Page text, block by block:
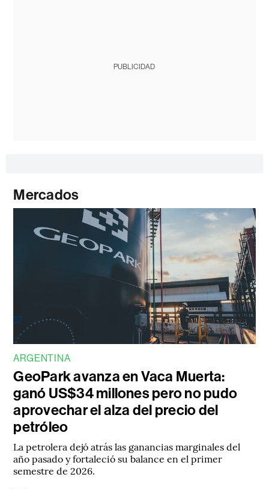
PUBLICIDAD
Mercados
ARGENTINA
GeoPark avanza en Vaca Muerta:
ganó US$34 millones pero no pudo
aprovechar el alza del precio del
petróleo
La petrolera dejó atrás las ganancias marginales del
año pasado y fortaleció su balance en el primer
semestre de 2026.